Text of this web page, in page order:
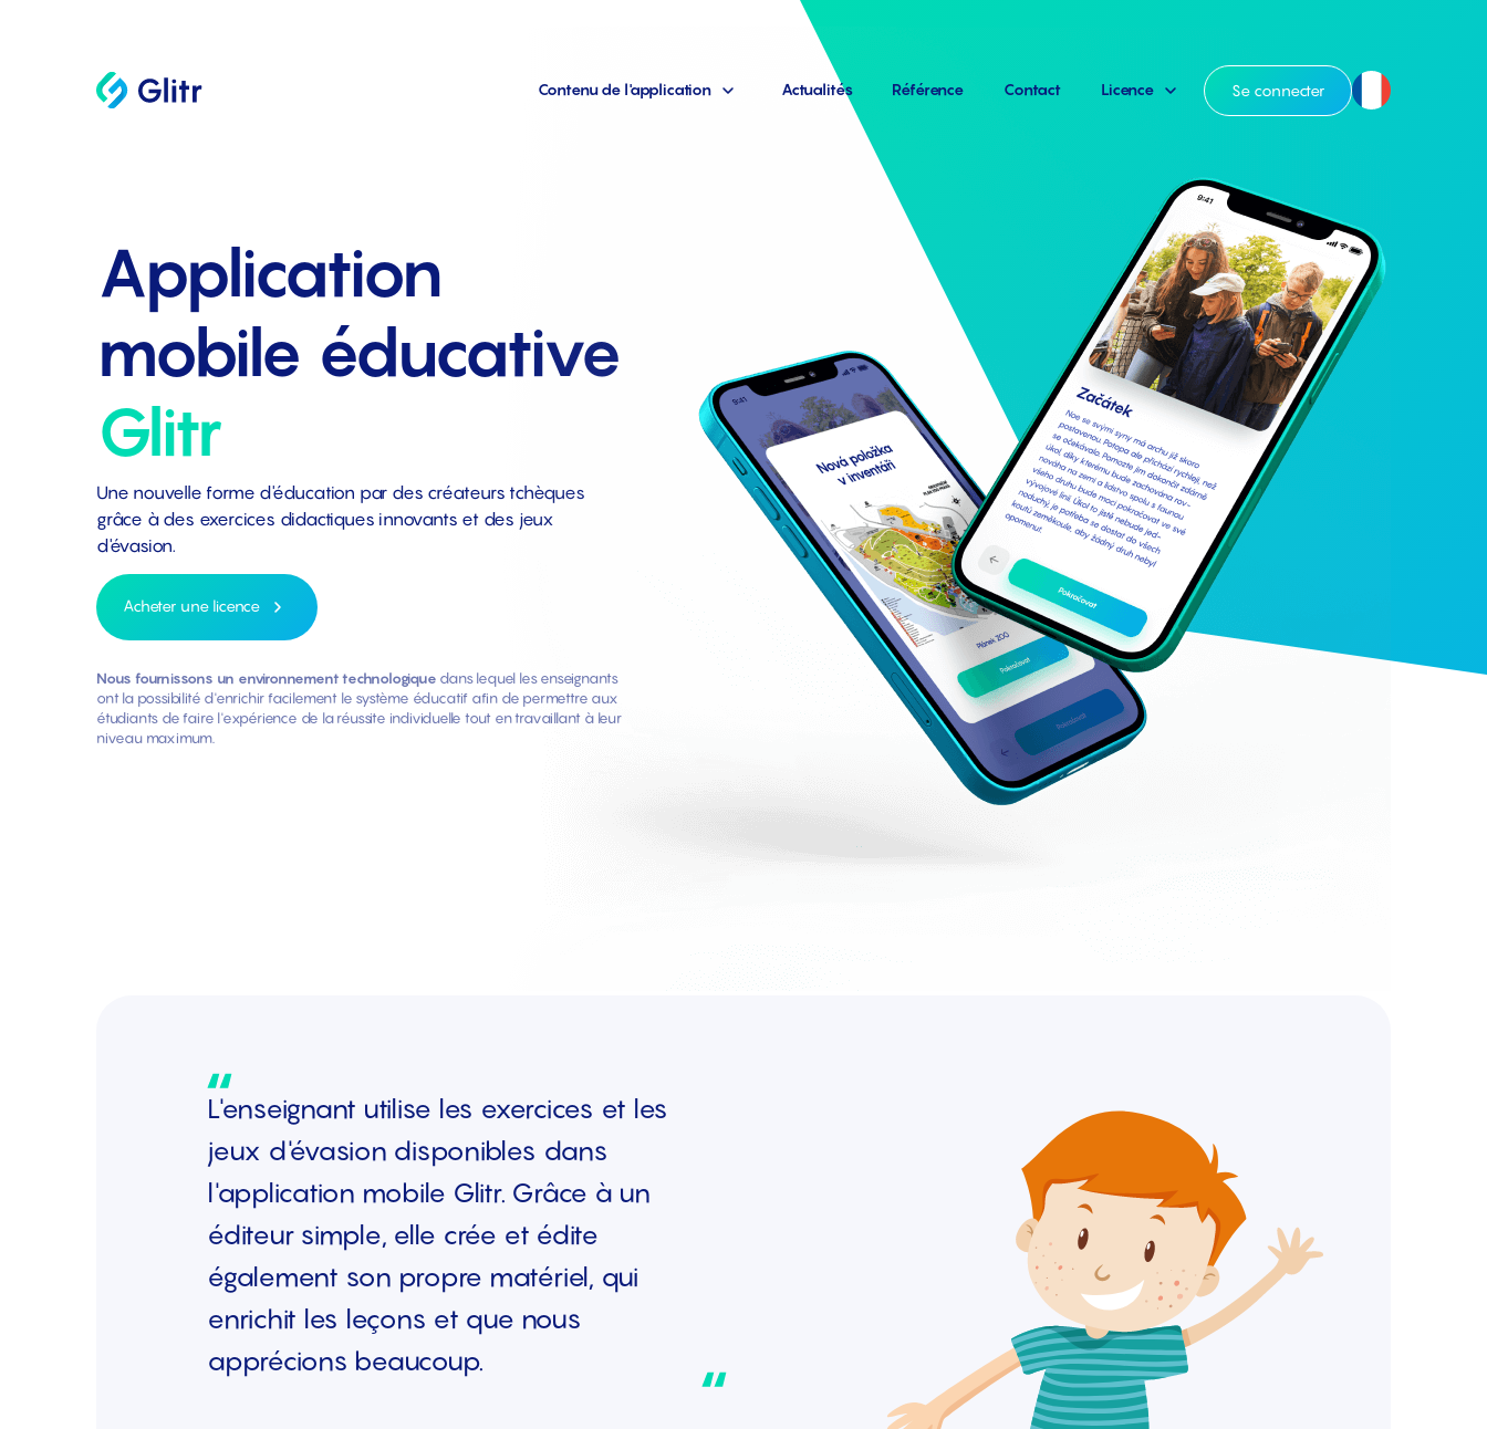
Contenu de l'application Actualités Référence Contact Licence Se connecter
Application
mobile éducative
Glitr
Une nouvelle forme d'éducation par des créateurs tchèques
grâce à des exercices didactiques innovants et des jeux
d'évasion.
Acheter une licence
Nous fournissons un environnement technologique dans lequel les enseignants
ont la possibilité d'enrichir facilement le système éducatif afin de permettre aux
étudiants de faire l'expérience de la réussite individuelle tout en travaillant à leur
niveau maximum.
L'enseignant utilise les exercices et les
jeux d'évasion disponibles dans
l'application mobile Glitr. Grâce à un
éditeur simple, elle crée et édite
également son propre matériel, qui
enrichit les leçons et que nous
apprécions beaucoup.